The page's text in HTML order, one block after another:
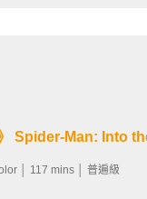
Spider-Man: Into
│ 117 mins │ 普遍級